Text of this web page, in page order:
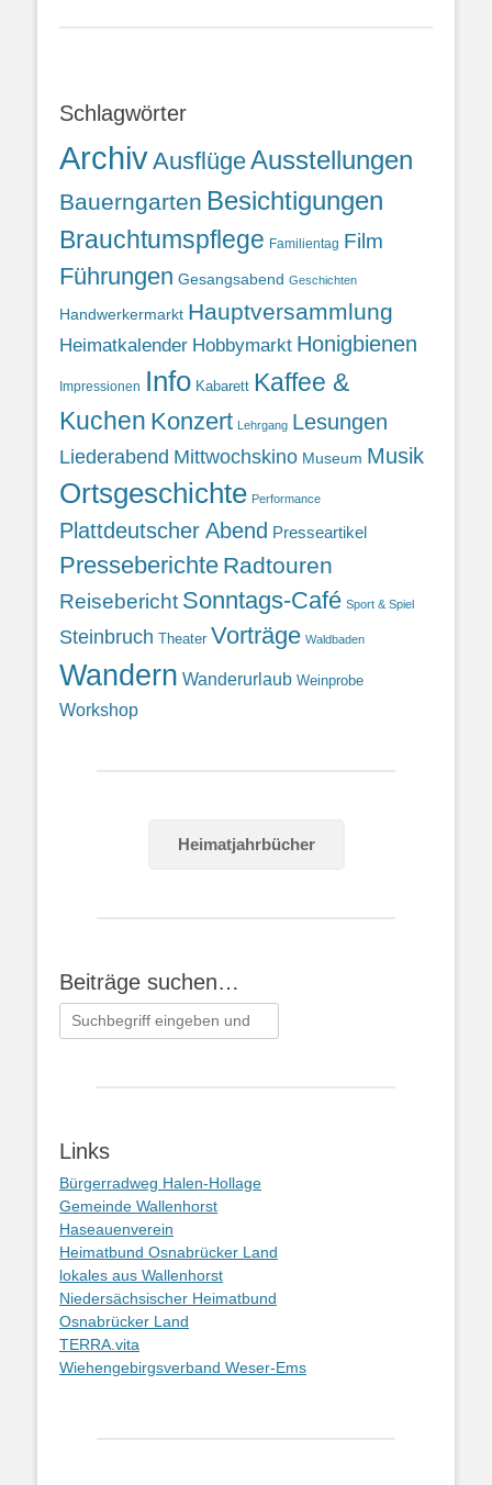
Schlagwörter
ArchivAusflügeAusstellungen
Bauerngarten Besichtigungen
Brauchtumspflege Familientag Film
Führungen Gesangsabend Geschichten
Handwerkermarkt Hauptversammlung
Heimatkalender Hobbymarkt Honigbienen
Impressionen Info Kabarett Kaffee &
Kuchen Konzert Lehrgang Lesungen
Liederabend Mittwochskino Museum Musik
Ortsgeschichte Performance
Plattdeutscher Abend Presseartikel
Presseberichte Radtouren
Reisebericht Sonntags-Café Sport & Spiel
Steinbruch Theater Vorträge Waldbaden
Wandern Wanderurlaub Weinprobe
Workshop
Heimatjahrbücher
Beiträge suchen…
Suchen
nach:
Links
Bürgerradweg Halen-Hollage
Gemeinde Wallenhorst
Haseauenverein
Heimatbund Osnabrücker Land
lokales aus Wallenhorst
Niedersächsischer Heimatbund
Osnabrücker Land
TERRA.vita
Wiehengebirgsverband Weser-Ems